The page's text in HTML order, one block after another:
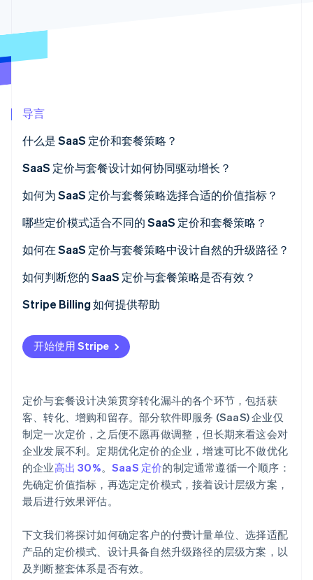
初创企业注册
碳移除
Stripe Sessions 2026
立即观看
导言
什么是 SaaS 定价和套餐策略？
SaaS 定价与套餐设计如何协同驱动增长？
如何为 SaaS 定价与套餐策略选择合适的价值指标？
哪些定价模式适合不同的 SaaS 定价和套餐策略？
如何在 SaaS 定价与套餐策略中设计自然的升级路径？
如何判断您的 SaaS 定价与套餐策略是否有效？
Stripe Billing 如何提供帮助
开始使用 Stripe
定价与套餐设计决策贯穿转化漏斗的各个环节，包括获
客、转化、增购和留存。部分软件即服务 (SaaS) 企业仅
制定一次定价，之后便不愿再做调整，但长期来看这会对
企业发展不利。定期优化定价的企业，增速可比不做优化
的企业高出 30%。SaaS 定价的制定通常遵循一个顺序：
先确定价值指标，再选定定价模式，接着设计层级方案，
最后进行效果评估。
下文我们将探讨如何确定客户的付费计量单位、选择适配
产品的定价模式、设计具备自然升级路径的层级方案，以
及判断整套体系是否有效。